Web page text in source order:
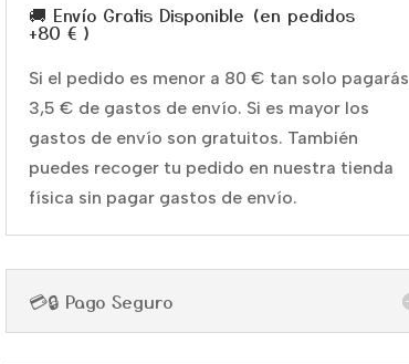
🚚 Envío Gratis Disponible (en pedidos
+80 € )
Si el pedido es menor a 80 € tan solo pagarás
3,5 € de gastos de envío. Si es mayor los
gastos de envío son gratuitos. También
puedes recoger tu pedido en nuestra tienda
física sin pagar gastos de envío.
💳🔒 Pago Seguro